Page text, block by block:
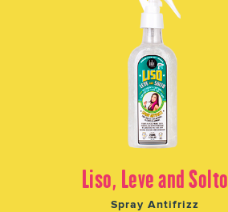
Liso, Leve and Solto
Spray Antifrizz